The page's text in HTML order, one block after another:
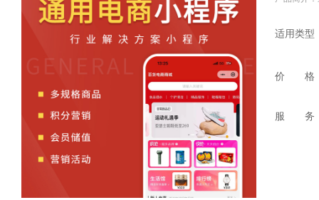
适用类型
价 格
服 务